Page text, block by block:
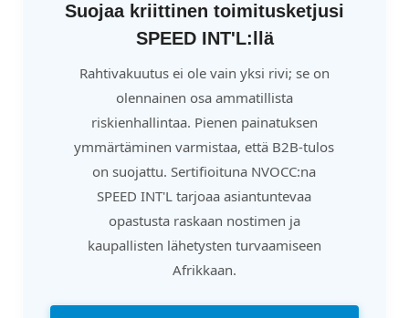
Suojaa kriittinen toimitusketjusi
SPEED INT'L:llä
Rahtivakuutus ei ole vain yksi rivi; se on
olennainen osa ammatillista
riskienhallintaa. Pienen painatuksen
ymmärtäminen varmistaa, että B2B-tulos
on suojattu. Sertifioituna NVOCC:na
SPEED INT'L tarjoaa asiantuntevaa
opastusta raskaan nostimen ja
kaupallisten lähetysten turvaamiseen
Afrikkaan.